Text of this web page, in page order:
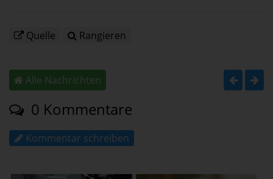
Quelle Rangieren
Alle Nachrichten
0 Kommentare
Kommentar schreiben